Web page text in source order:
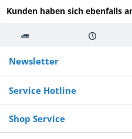
Kunden haben sich ebenfalls
Kostenloser
Versand ab €
250,-
Versand innerhalb
Newsletter
Service Hotline
Shop Service